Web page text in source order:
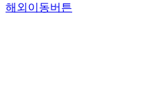
해외이동버튼